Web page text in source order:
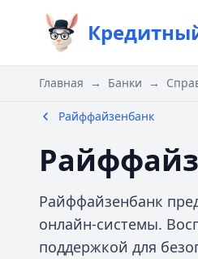
Главная → Банки →
Райффайзенбанк
Райффайзенбанк
онлайн-системы.
поддержкой для